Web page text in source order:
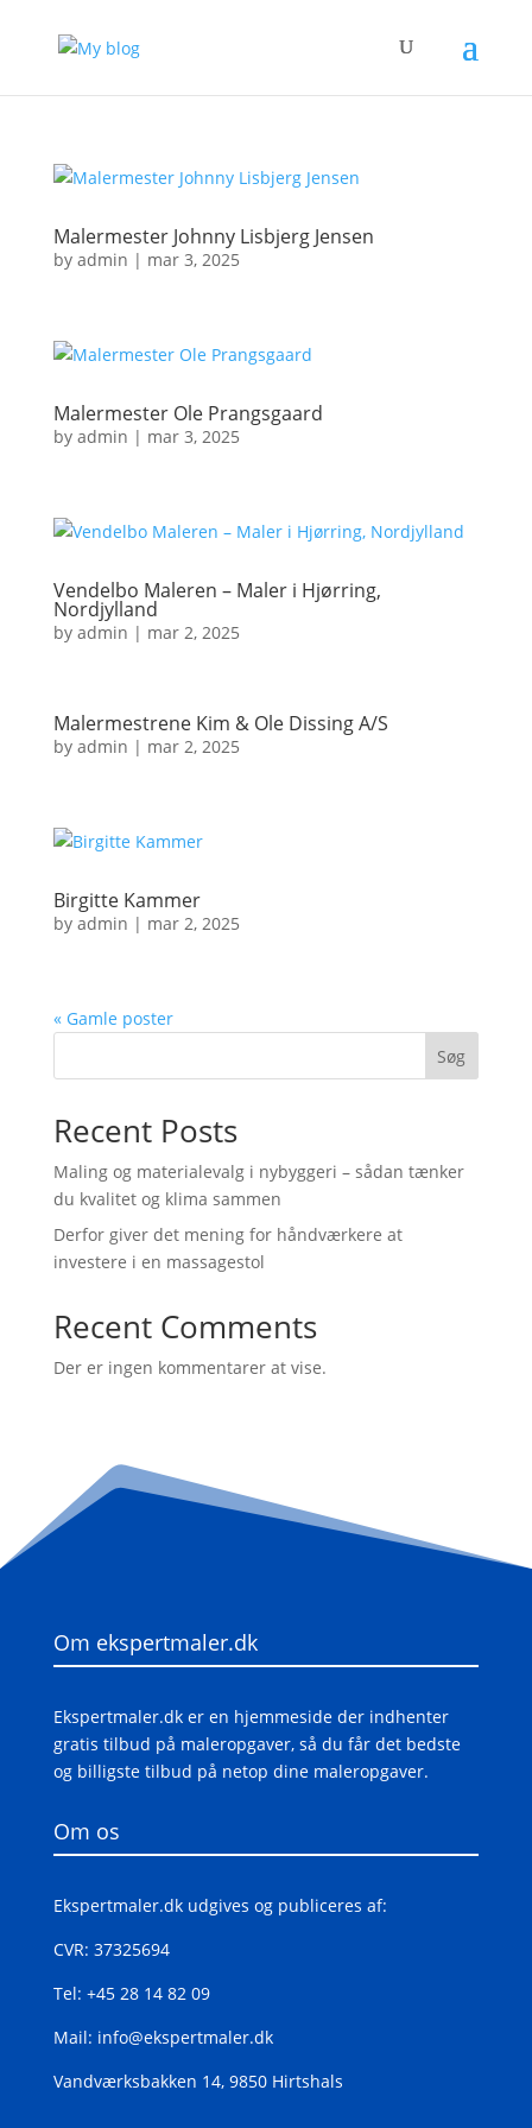
Malermester Johnny Lisbjerg Jensen
by admin | mar 3, 2025
Malermester Ole Prangsgaard
by admin | mar 3, 2025
Vendelbo Maleren – Maler i Hjørring,
Nordjylland
by admin | mar 2, 2025
Malermestrene Kim & Ole Dissing A/S
by admin | mar 2, 2025
Birgitte Kammer
by admin | mar 2, 2025
« Gamle poster
Søg
Recent Posts
Maling og materialevalg i nybyggeri – sådan tænker
du kvalitet og klima sammen
Derfor giver det mening for håndværkere at
investere i en massagestol
Recent Comments
Der er ingen kommentarer at vise.
Om ekspertmaler.dk
Ekspertmaler.dk er en hjemmeside der indhenter
gratis tilbud på maleropgaver, så du får det bedste
og billigste tilbud på netop dine maleropgaver.
Om os
Ekspertmaler.dk udgives og publiceres af:
CVR: 37325694
Tel: +45 28 14 82 09
Mail: info@ekspertmaler.dk
Vandværksbakken 14, 9850 Hirtshals